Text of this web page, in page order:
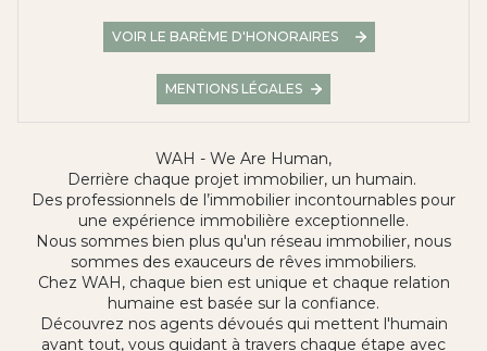
VOIR LE BARÈME D'HONORAIRES
MENTIONS LÉGALES
WAH - We Are Human,
Derrière chaque projet immobilier, un humain.
Des professionnels de l’immobilier incontournables pour
une expérience immobilière exceptionnelle.
Nous sommes bien plus qu'un réseau immobilier, nous
sommes des exauceurs de rêves immobiliers.
Chez WAH, chaque bien est unique et chaque relation
humaine est basée sur la confiance.
Découvrez nos agents dévoués qui mettent l'humain
avant tout, vous guidant à travers chaque étape avec